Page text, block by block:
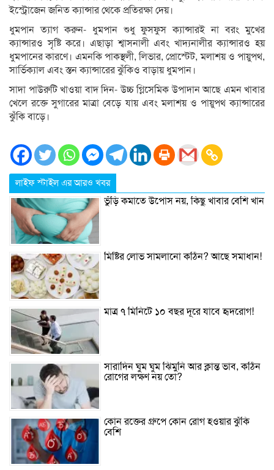
ইস্ট্রোজেন জনিত ক্যান্সার থেকে প্রতিরক্ষা দেয়।
ধুমপান ত্যাগ করুন- ধুমপান শুধু ফুসফুস ক্যান্সারই না বরং মুখের
ক্যান্সারও সৃষ্টি করে। এছাড়া শ্বাসনালী এবং খাদ্যনালীর ক্যান্সারও হয়
ধুমপানের কারণে। এমনকি পাকস্থলী, লিভার, প্রোস্টেট, মলাশয় ও পায়ুপথ,
সার্ভিক্যাল এবং স্তন ক্যান্সারের ঝুঁকিও বাড়ায় ধুমপান।
সাদা পাউরুটি খাওয়া বাদ দিন- উচ্চ গ্লিসেমিক উপাদান আছে এমন খাবার
খেলে রক্তে সুগারের মাত্রা বেড়ে যায় এবং মলাশয় ও পায়ুপথ ক্যান্সারের
ঝুঁকি বাড়ে।
লাইফ স্টাইল এর আরও খবর
ভুঁড়ি কমাতে উপোস নয়, কিছু খাবার বেশি খান
মিষ্টির লোভ সামলানো কঠিন? আছে সমাধান!
মাত্র ৭ মিনিটে ১০ বছর দূরে যাবে হৃদরোগ!
সারাদিন ঘুম ঘুম ঝিমুনি আর ক্লান্ত ভাব, কঠিন
রোগের লক্ষণ নয় তো?
কোন রক্তের গ্রুপে কোন রোগ হওয়ার ঝুঁকি
বেশি